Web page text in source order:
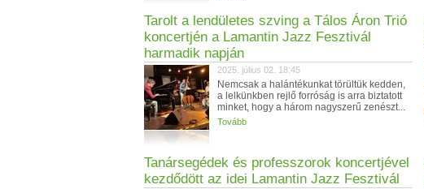
Tarolt a lendületes szving a Tálos Áron Trió
koncertjén a Lamantin Jazz Fesztivál
harmadik napján
2025. július 02. 18:45
Nemcsak a halántékunkat törültük kedden,
a lelkünkben rejlő forróság is arra biztatott
minket, hogy a három nagyszerű zenészt...
Tovább
Tanársegédek és professzorok koncertjével
kezdődött az idei Lamantin Jazz Fesztivál